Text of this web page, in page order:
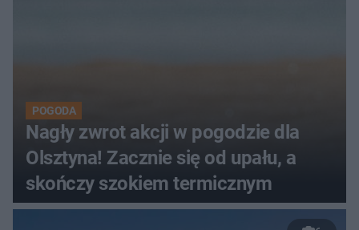
POGODA
Nagły zwrot akcji w pogodzie dla
Olsztyna! Zacznie się od upału, a
skończy szokiem termicznym